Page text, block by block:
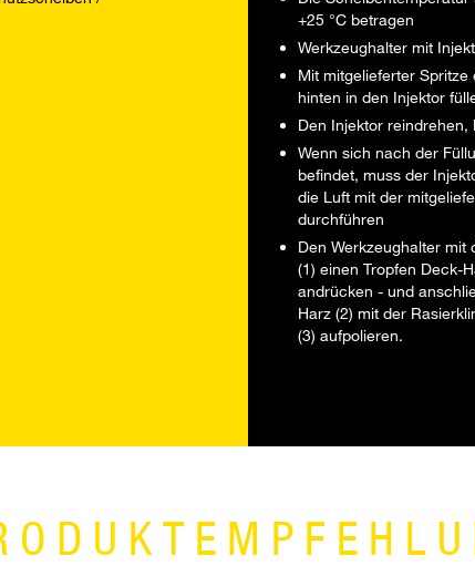
+25 °C betragen
Werkzeughalter mit
Mit mitgelieferter
hinten in den Injektor
Den Injektor
Wenn sich nach der
befindet, muss der
die Luft mit der
durchführen
Den Werkzeughalter
(1) einen Tropfen Deck-
andrücken - und
Harz (2) mit der
(3) aufpolieren.